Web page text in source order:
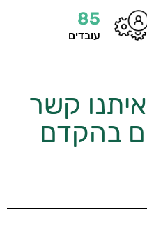
85
עובדים
קשר
בהקדם